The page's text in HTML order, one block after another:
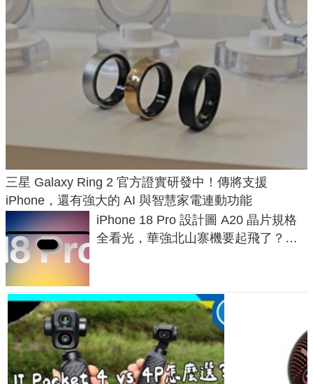
三星 Galaxy Ring 2 官方證實研發中！傳將支援
iPhone，還有強大的 AI 與智慧家電連動功能
iPhone 18 Pro 設計圖 A20 晶片規格
全看光，華強北山寨機要起飛了？專